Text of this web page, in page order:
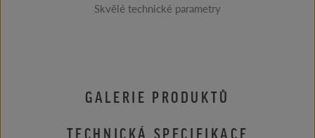
Skvělé technické parametry
GALERIE PRODUKTŮ
TECHNICKÁ SPECIFIKACE